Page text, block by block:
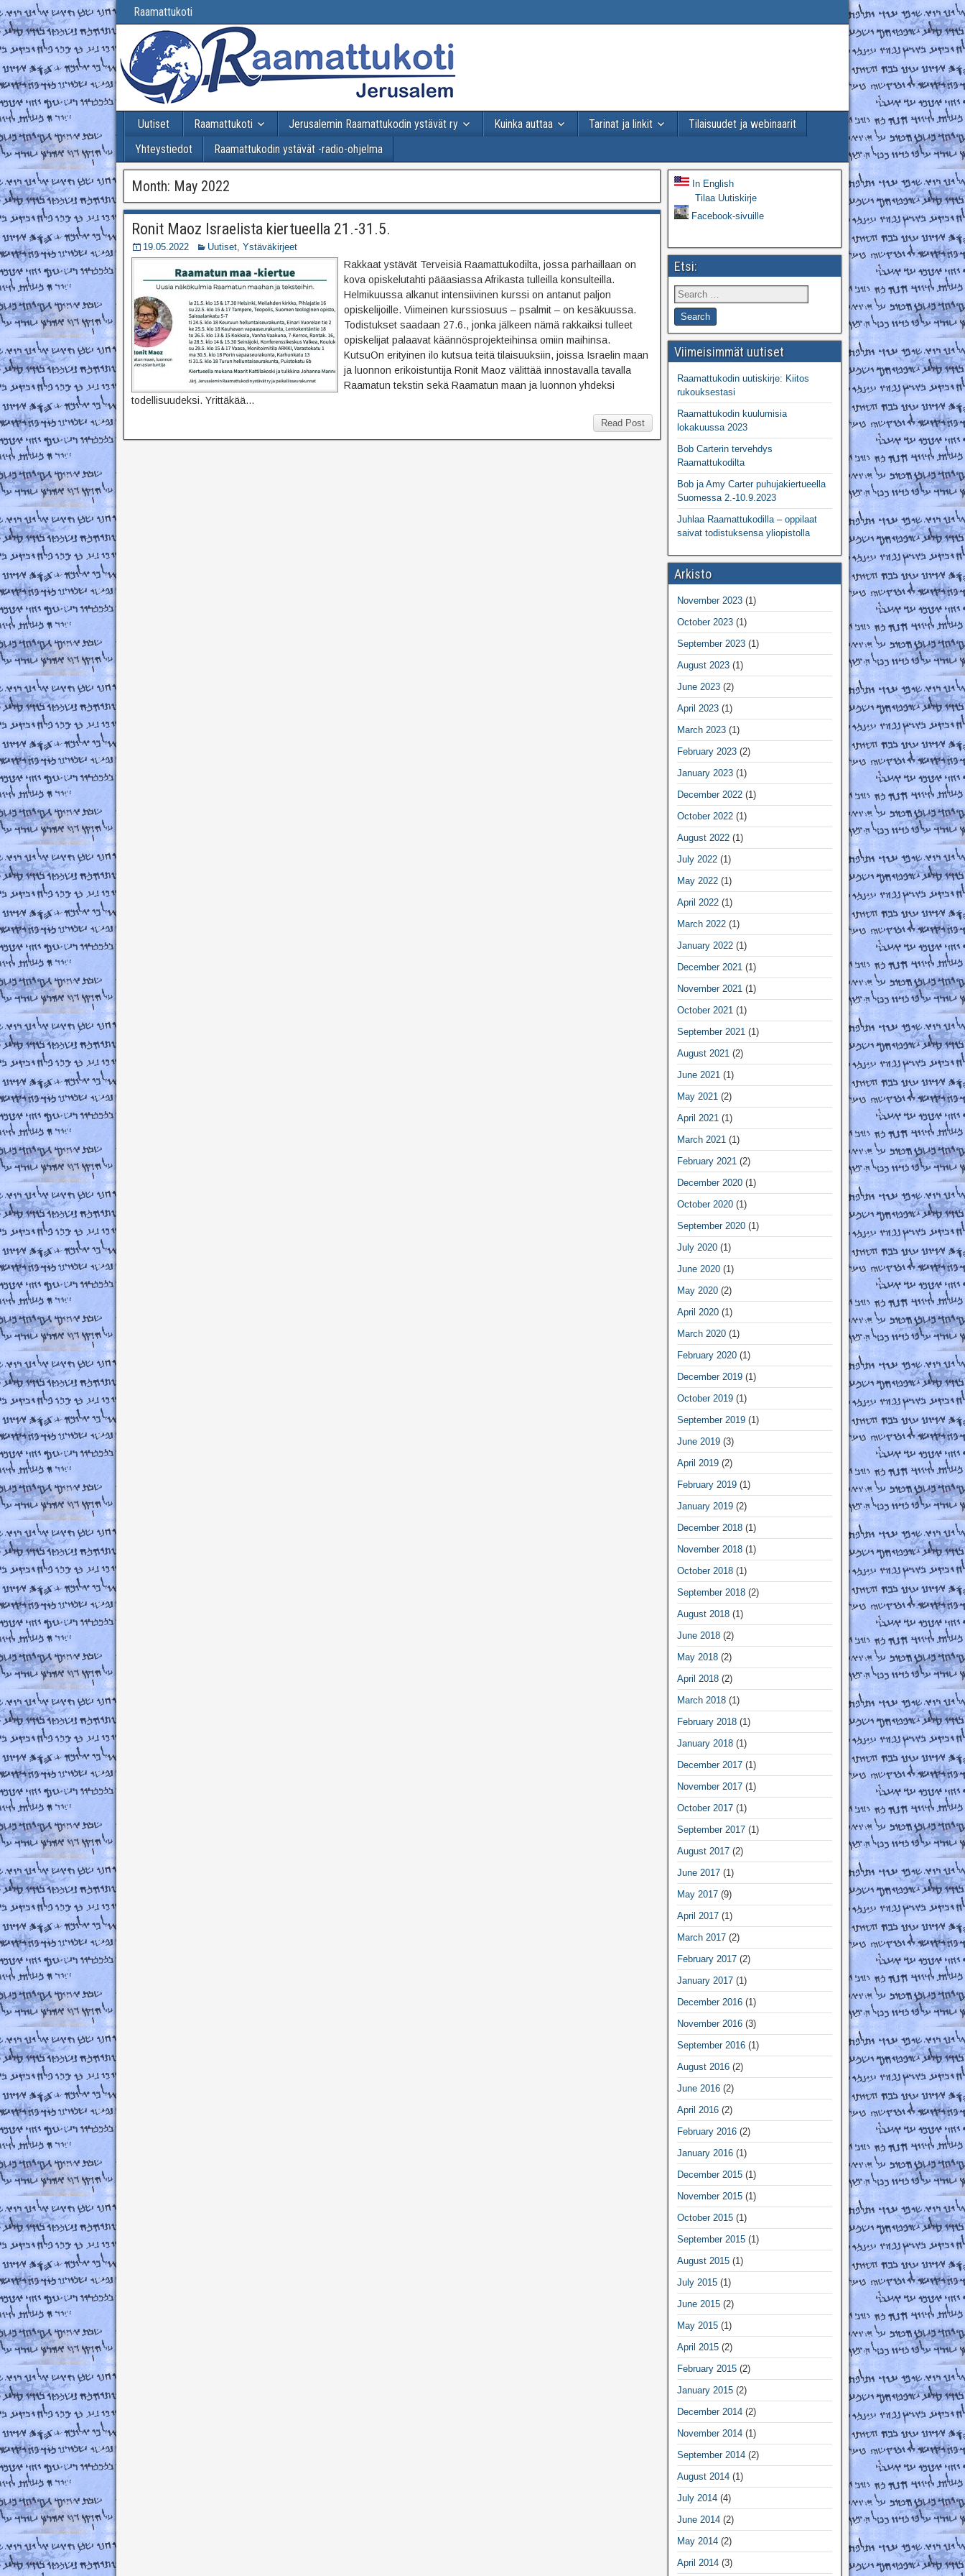
Raamattukoti
Uutiset Raamattukoti Jerusalemin Raamattukodin ystävät ry Kuinka auttaa Tarinat ja linkit
Tilaisuudet ja webinaarit
Yhteystiedot
Raamattukodin ystävät -radio-ohjelma
Month: May 2022
Ronit Maoz Israelista kiertueella 21.-31.5.
19.05.2022 Uutiset, Ystäväkirjeet
Rakkaat ystävät Terveisiä Raamattukodilta, jossa parhaillaan on
kova opiskelutahti pääasiassa Afrikasta tulleilla konsulteilla.
Helmikuussa alkanut intensiivinen kurssi on antanut paljon
opiskelijoille. Viimeinen kurssiosuus – psalmit – on kesäkuussa.
Todistukset saadaan 27.6., jonka jälkeen nämä rakkaiksi tulleet
opiskelijat palaavat käännösprojekteihinsa omiin maihinsa.
KutsuOn erityinen ilo kutsua teitä tilaisuuksiin, joissa Israelin maan
ja luonnon erikoistuntija Ronit Maoz välittää innostavalla tavalla
Raamatun tekstin sekä Raamatun maan ja luonnon yhdeksi
todellisuudeksi. Yrittäkää…
Read Post
In English
Tilaa Uutiskirje
Facebook-sivuille
Etsi:
Viimeisimmät uutiset
Raamattukodin uutiskirje: Kiitos
rukouksestasi
Raamattukodin kuulumisia
lokakuussa 2023
Bob Carterin tervehdys
Raamattukodilta
Bob ja Amy Carter puhujakiertueella
Suomessa 2.-10.9.2023
Juhlaa Raamattukodilla – oppilaat
saivat todistuksensa yliopistolla
Arkisto
November 2023(1)
October 2023(1)
September 2023(1)
August 2023(1)
June 2023(2)
April 2023(1)
March 2023(1)
February 2023(2)
January 2023(1)
December 2022(1)
October 2022(1)
August 2022(1)
July 2022(1)
May 2022(1)
April 2022(1)
March 2022(1)
January 2022(1)
December 2021(1)
November 2021(1)
October 2021(1)
September 2021(1)
August 2021(2)
June 2021(1)
May 2021(2)
April 2021(1)
March 2021(1)
February 2021(2)
December 2020(1)
October 2020(1)
September 2020(1)
July 2020(1)
June 2020(1)
May 2020(2)
April 2020(1)
March 2020(1)
February 2020(1)
December 2019(1)
October 2019(1)
September 2019(1)
June 2019(3)
April 2019(2)
February 2019(1)
January 2019(2)
December 2018(1)
November 2018(1)
October 2018(1)
September 2018(2)
August 2018(1)
June 2018(2)
May 2018(2)
April 2018(2)
March 2018(1)
February 2018(1)
January 2018(1)
December 2017(1)
November 2017(1)
October 2017(1)
September 2017(1)
August 2017(2)
June 2017(1)
May 2017(9)
April 2017(1)
March 2017(2)
February 2017(2)
January 2017(1)
December 2016(1)
November 2016(3)
September 2016(1)
August 2016(2)
June 2016(2)
April 2016(2)
February 2016(2)
January 2016(1)
December 2015(1)
November 2015(1)
October 2015(1)
September 2015(1)
August 2015(1)
July 2015(1)
June 2015(2)
May 2015(1)
April 2015(2)
February 2015(2)
January 2015(2)
December 2014(2)
November 2014(1)
September 2014(2)
August 2014(1)
July 2014(4)
June 2014(2)
May 2014(2)
April 2014(3)